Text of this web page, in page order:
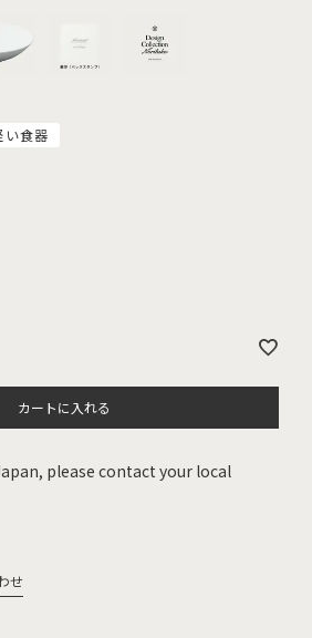
い食器
カートに入れる
please contact your local
せ